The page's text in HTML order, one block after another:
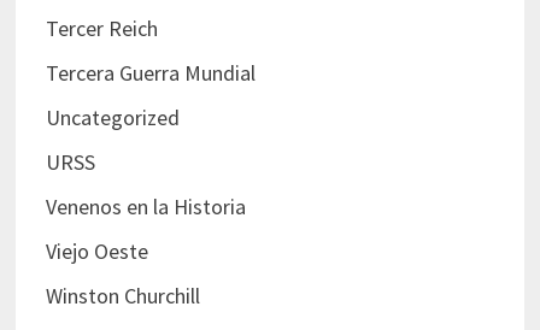
Tercer Reich
Tercera Guerra Mundial
Uncategorized
URSS
Venenos en la Historia
Viejo Oeste
Winston Churchill